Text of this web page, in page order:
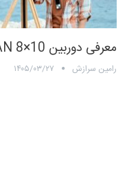
معرفی دوربین ONDU EIKAN 8×10
رامین سرازش ۱۴۰۵/۰۳/۲۷